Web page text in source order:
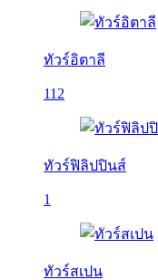
ทัวร์อิตาลี
112
ทัวร์ฟิลิปปินส์
1
ทัวร์สเปน